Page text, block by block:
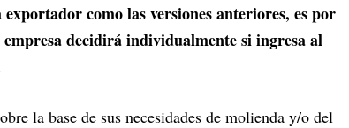
como las versiones anteriores, es por
decidirá individualmente si ingresa al
la base de sus necesidades de molienda y/o del